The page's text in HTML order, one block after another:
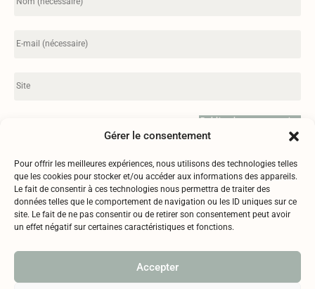
Gérer le consentement
Pour offrir les meilleures expériences, nous utilisons des technologies telles
que les cookies pour stocker et/ou accéder aux informations des appareils.
Le fait de consentir à ces technologies nous permettra de traiter des
données telles que le comportement de navigation ou les ID uniques sur ce
site. Le fait de ne pas consentir ou de retirer son consentement peut avoir
un effet négatif sur certaines caractéristiques et fonctions.
Accepter
Mentions légales
Politique de confidentialité
l’abus d’alcool est dangereux pour la santé, à consommer avec
modération